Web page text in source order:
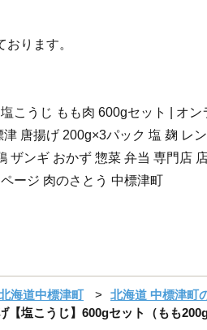
ります。
こうじ もも肉 600gセット | オン
唐揚げ 200g×3パック 塩 麹 レ
ザンギ おかず 惣菜 弁当 専門店
ージ 肉のさとう 中標津町
海道中標津町
北海道 中標津町
【塩こうじ】600gセット（もも